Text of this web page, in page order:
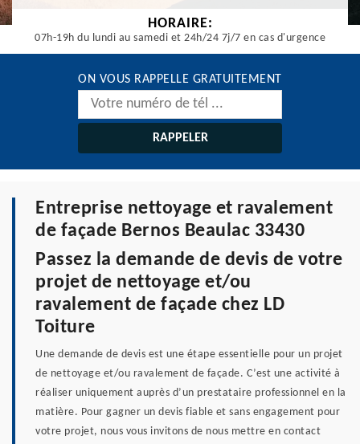
HORAIRE:
07h-19h du lundi au samedi et 24h/24 7j/7 en cas d'urgence
ON VOUS RAPPELLE GRATUITEMENT
Entreprise nettoyage et ravalement
de façade Bernos Beaulac 33430
Passez la demande de devis de votre
projet de nettoyage et/ou
ravalement de façade chez LD
Toiture
Une demande de devis est une étape essentielle pour un projet
de nettoyage et/ou ravalement de façade. C’est une activité à
réaliser uniquement auprès d’un prestataire professionnel en la
matière. Pour gagner un devis fiable et sans engagement pour
votre projet, nous vous invitons de nous mettre en contact